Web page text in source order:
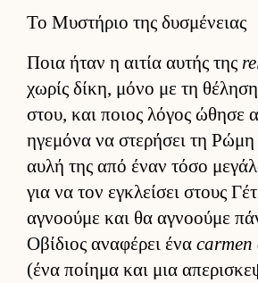
Το Μυστήριο της δυσμένειας
Ποια ήταν η αι­τία αυ­τής της
χωρίς δίκη, μόνο με τη
στου, και ποιος λόγος ώθησε
ηγεμόνα να στερήσει τη Ρώμη
αυλή της από έναν τόσο
για να τον εγκλεί­σει στους
αγνοούμε και θα αγνοούμε
Οβίδιος αναφέρει ένα
(ένα ποί­ημα και μια